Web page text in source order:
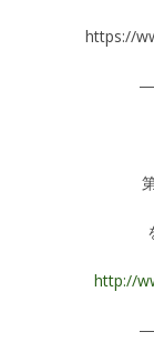
https://
http://